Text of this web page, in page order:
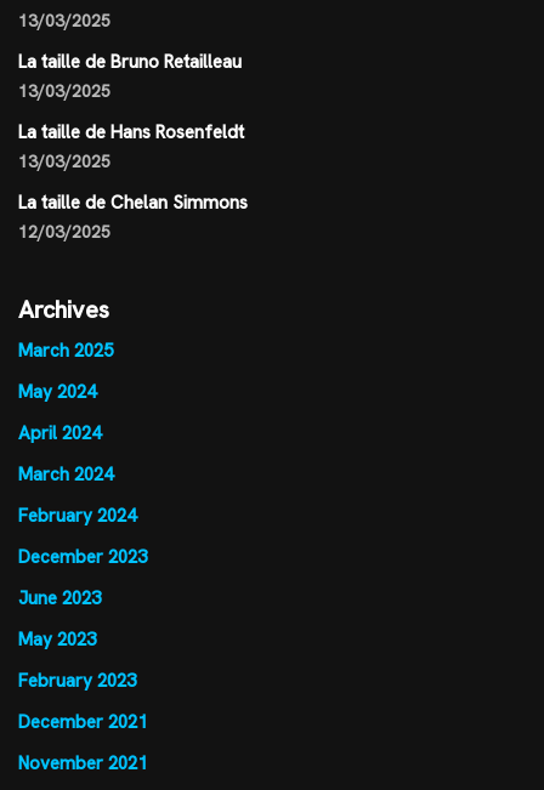
13/03/2025
La taille de Bruno Retailleau
13/03/2025
La taille de Hans Rosenfeldt
13/03/2025
La taille de Chelan Simmons
12/03/2025
Archives
March 2025
May 2024
April 2024
March 2024
February 2024
December 2023
June 2023
May 2023
February 2023
December 2021
November 2021